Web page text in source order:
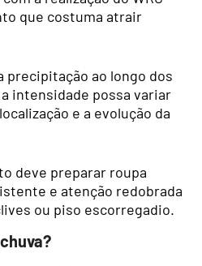
que costuma atrair
precipitação ao longo dos
intensidade possa variar
e a evolução da
deve preparar roupa
e atenção redobrada
ou piso escorregadio.